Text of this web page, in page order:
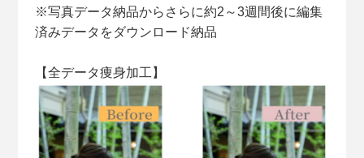
※写真データ納品からさらに約2～3週間後に編集
済みデータをダウンロード納品
【全データ痩身加工】